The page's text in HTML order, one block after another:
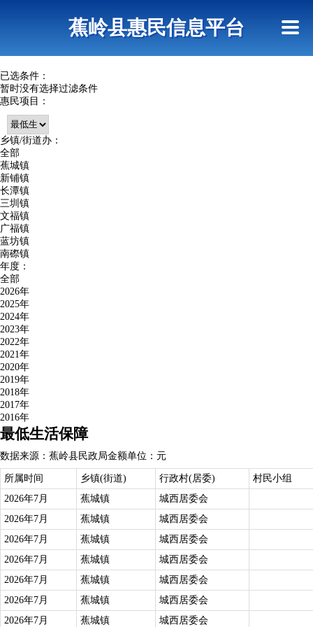
蕉岭县惠民信息平台
已选条件：
暂时没有选择过滤条件
惠民项目：
乡镇/街道办：
全部
蕉城镇
新铺镇
长潭镇
三圳镇
文福镇
广福镇
蓝坊镇
南磜镇
年度：
全部
2026年
2025年
2024年
2023年
2022年
2021年
2020年
2019年
2018年
2017年
2016年
最低生活保障
数据来源：蕉岭县民政局金额单位：元
所属时间 乡镇(街道) 行政村(居委)
村民小组
2026年7月
蕉城镇
城西居委会
2026年7月
蕉城镇
城西居委会
2026年7月
蕉城镇
城西居委会
2026年7月
蕉城镇
城西居委会
2026年7月
蕉城镇
城西居委会
2026年7月
蕉城镇
城西居委会
2026年7月
蕉城镇 城西居委会